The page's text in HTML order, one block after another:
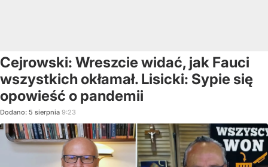
Cejrowski: Wreszcie widać, jak Fauci
wszystkich okłamał. Lisicki: Sypie się
opowieść o pandemii
Dodano: 5 sierpnia 9:23